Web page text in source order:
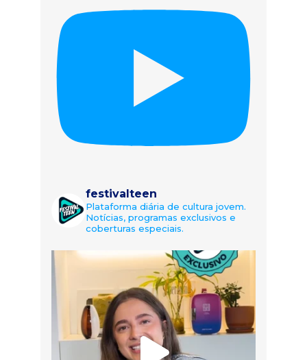
festivalteen
Plataforma diária de cultura jovem.
Notícias, programas exclusivos e
coberturas especiais.